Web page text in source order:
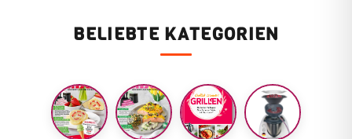
BELIEBTE KATEGORIEN